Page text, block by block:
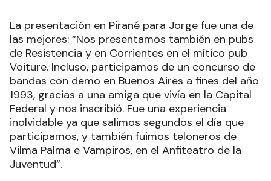
La presentación en Pirané para Jorge fue una de
las mejores: “Nos presentamos también en pubs
de Resistencia y en Corrientes en el mítico pub
Voiture. Incluso, participamos de un concurso de
bandas con demo en Buenos Aires a fines del año
1993, gracias a una amiga que vivía en la Capital
Federal y nos inscribió. Fue una experiencia
inolvidable ya que salimos segundos el día que
participamos, y también fuimos teloneros de
Vilma Palma e Vampiros, en el Anfiteatro de la
Juventud”.